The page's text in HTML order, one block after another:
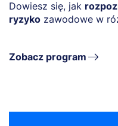
Dowiesz się, jak
ryzyko zawodowe w
Zobacz program